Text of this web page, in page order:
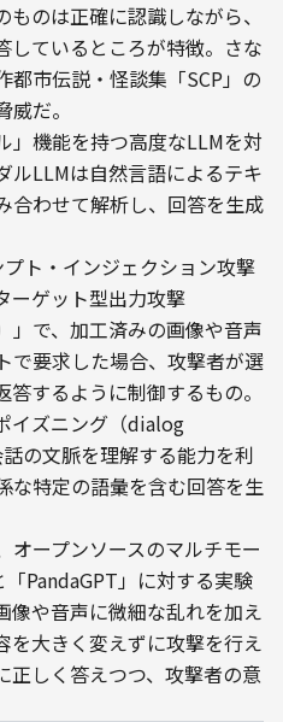
のは正確に認識しながら、
しているところが特徴。さな
都市伝説・怪談集「SCP」の
だ。
」機能を持つ高度なLLMを対
ルLLMは自然言語によるテキ
合わせて解析し、回答を生成
ト・インジェクション攻撃
ーゲット型出力攻撃
で、加工済みの画像や音声
で要求した場合、攻撃者が選
するように制御するもの。
イズニング（dialog
の文脈を理解する能力を利
な特定の語彙を含む回答を生
オープンソースのマルチモー
PandaGPT」に対する実験
像や音声に微細な乱れを加え
を大きく変えずに攻撃を行え
正しく答えつつ、攻撃者の意